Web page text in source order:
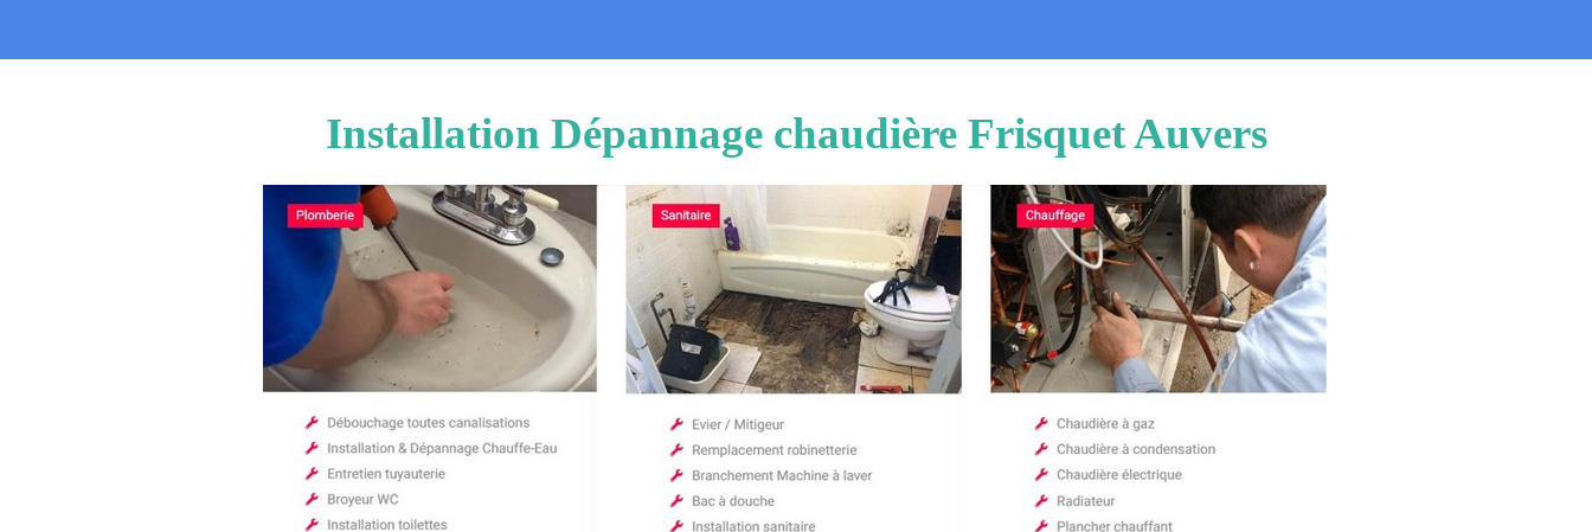
Installation Dépannage chaudière Frisquet Auvers